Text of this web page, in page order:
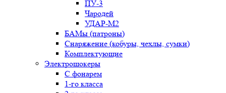
ПУ-3
Чародей
УДАР-М2
БАМы (патроны)
Снаряжение (кобуры, чехлы, сумки)
Комплектующие
Электрошокеры
С фонарем
1-го класса